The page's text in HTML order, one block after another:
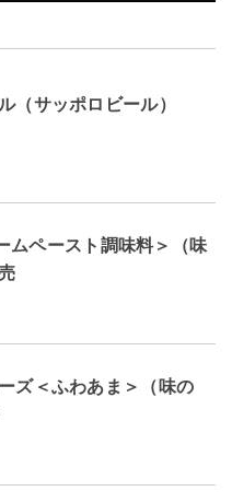
サッポロビール）
ペースト調味料＞（味
ズ＜ふわあま＞（味の